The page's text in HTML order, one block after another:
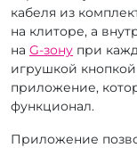
кабеля из
на клиторе, а
на G-зону при
игрушкой
приложение,
функционал.
Приложение